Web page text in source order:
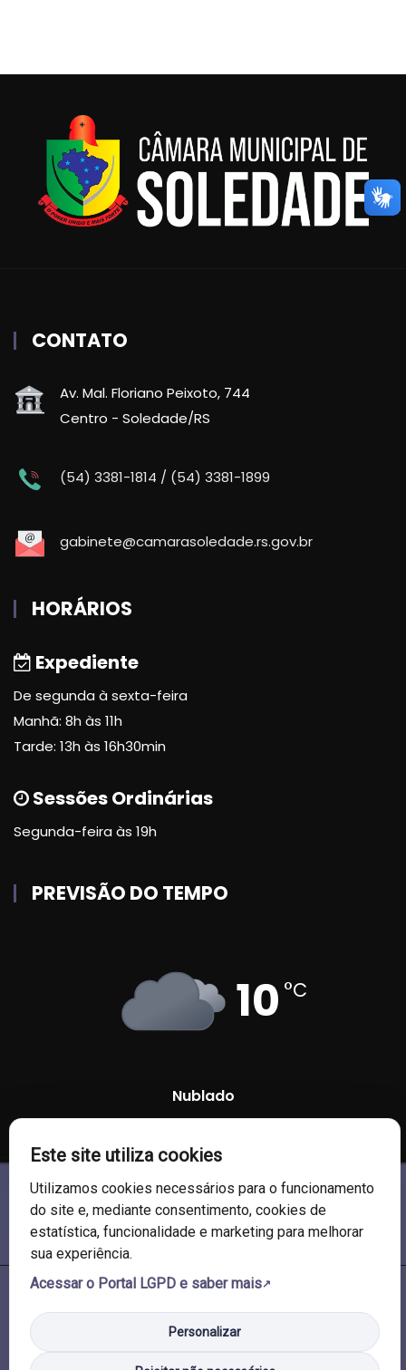
CONTATO
Av. Mal. Floriano Peixoto, 744
Centro - Soledade/RS
(54) 3381-1814 / (54) 3381-1899
gabinete@camarasoledade.rs.gov.br
HORÁRIOS
Expediente
De segunda à sexta-feira
Manhã: 8h às 11h
Tarde: 13h às 16h30min
Sessões Ordinárias
Segunda-feira às 19h
PREVISÃO DO TEMPO
10 °C
Nublado
96 % 1012 mb
reservados.
Este site utiliza cookies
Utilizamos cookies necessários para o funcionamento
do site e, mediante consentimento, cookies de
estatística, funcionalidade e marketing para melhorar
sua experiência.
Acessar o Portal LGPD e saber mais
Personalizar